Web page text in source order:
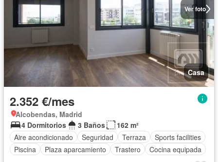
Ver foto
Casa
2.352 €/mes
Alcobendas, Madrid
4 Dormitorios
3 Baños
162 m²
Aire acondicionado
Seguridad Terraza
Sports facilities
Piscina
Plaza aparcamiento Trastero Cocina equipada